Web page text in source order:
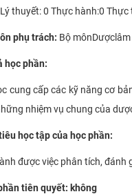
Lý thuyết: 0 Thực hành:0
phụ trách: Bộ mônDượclâm
học phần:
cung cấp các kỹ năng cơ
nhiệm vụ chung của
học tập của học phần:
được việc phân tích, đánh
tiên quyết: không​